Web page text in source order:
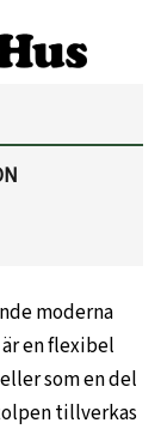
moderna
en flexibel
som en del
tillverkas